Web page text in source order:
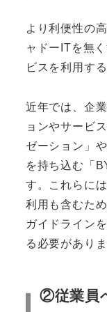
より利便性の
ャドーITを無
ビスを利用す
近年では、企
ョンやサービ
ゼーション」
を持ち込む「
す。これらに
利用も含むた
ガイドライン
る必要がありま
②従業員